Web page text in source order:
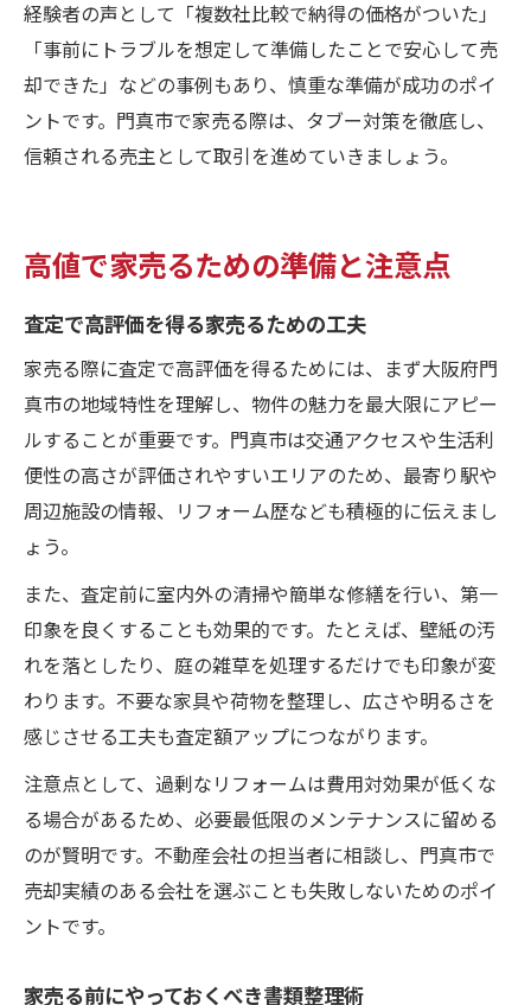
経験者の声として「複数社比較で納得の価格がついた」
「事前にトラブルを想定して準備したことで安心して売
却できた」などの事例もあり、慎重な準備が成功のポイ
ントです。門真市で家売る際は、タブー対策を徹底し、
信頼される売主として取引を進めていきましょう。
高値で家売るための準備と注意点
査定で高評価を得る家売るための工夫
家売る際に査定で高評価を得るためには、まず大阪府門
真市の地域特性を理解し、物件の魅力を最大限にアピー
ルすることが重要です。門真市は交通アクセスや生活利
便性の高さが評価されやすいエリアのため、最寄り駅や
周辺施設の情報、リフォーム歴なども積極的に伝えまし
ょう。
また、査定前に室内外の清掃や簡単な修繕を行い、第一
印象を良くすることも効果的です。たとえば、壁紙の汚
れを落としたり、庭の雑草を処理するだけでも印象が変
わります。不要な家具や荷物を整理し、広さや明るさを
感じさせる工夫も査定額アップにつながります。
注意点として、過剰なリフォームは費用対効果が低くな
る場合があるため、必要最低限のメンテナンスに留める
のが賢明です。不動産会社の担当者に相談し、門真市で
売却実績のある会社を選ぶことも失敗しないためのポイ
ントです。
家売る前にやっておくべき書類整理術